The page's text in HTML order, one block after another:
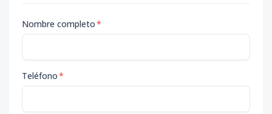
Nombre completo*
Teléfono*